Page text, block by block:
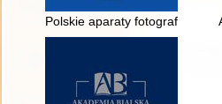
Polskie aparaty fotograficzne